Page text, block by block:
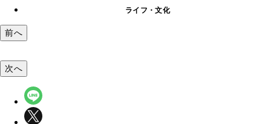
ライフ・文化
前へ
次へ